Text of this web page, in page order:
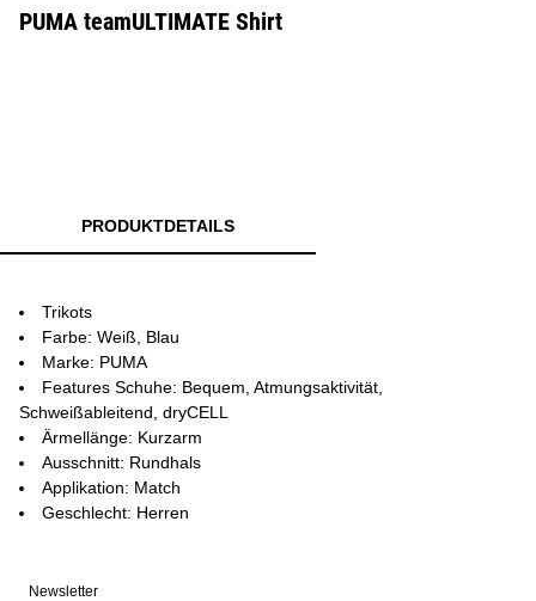
PUMA teamULTIMATE Shirt
PRODUKTDETAILS
Trikots
Farbe: Weiß, Blau
Marke: PUMA
Features Schuhe: Bequem, Atmungsaktivität,
Schweißableitend, dryCELL
Ärmellänge: Kurzarm
Ausschnitt: Rundhals
Applikation: Match
Geschlecht: Herren
Newsletter